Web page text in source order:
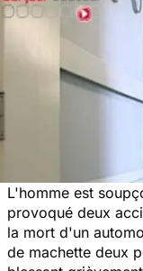
L'homme est
provoqué deux
la mort d'un
de machette deux